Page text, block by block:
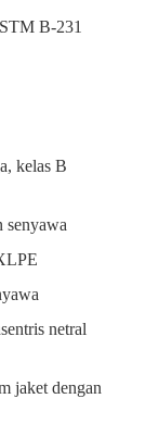
B-231
kelas B
senyawa
netral
jaket dengan